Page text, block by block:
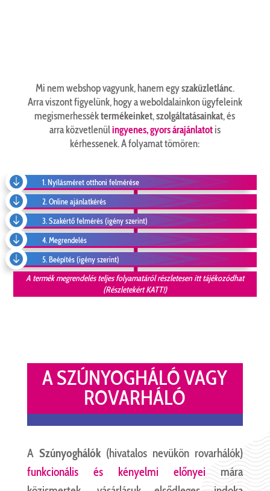
Mi nem webshop vagyunk, hanem egyszaküzletlánc.
Arra viszont figyelünk, hogy a weboldalainkon ügyfeleink
megismerhesséktermékeinket,szolgáltatásainkat, és
arra közvetlenülingyenes, gyors árajánlatotis
kérhessenek. A folyamat tömören:
 1. Nyílásméret otthoni felmérése
 2. Online ajánlatkérés
 3. Szakértő felmérés (igény szerint)
 4. Megrendelés
 5. Beépítés (igény szerint)
A termék megrendelés teljes folyamatáról részletesen itt tájékozódhat
(Részletekért KATT!)
A SZÚNYOGHÁLÓ VAGY
ROVARHÁLÓ
A Szúnyoghálók(hivatalos nevükön rovarhálók)
funkcionális és kényelmi előnyei mára